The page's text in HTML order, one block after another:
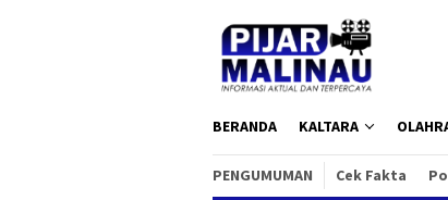
BERANDA KALTARA
PENGUMUMAN Cek Fakta